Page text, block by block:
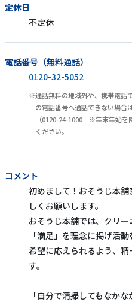
定休日
不定休
電話番号（無料通話）
0120-32-5052
通話無料の地域外や、携帯電話
の電話番号へ通話できない場合
（0120-24-1000 ※年末年始を
ください。
コメント
初めまして！おそうじ本
しくお願いします。
おそうじ本舗では、クリ
「満足」を理念に掲げ活
希望に応えられるよう、
す。
「自分で清掃してもなか